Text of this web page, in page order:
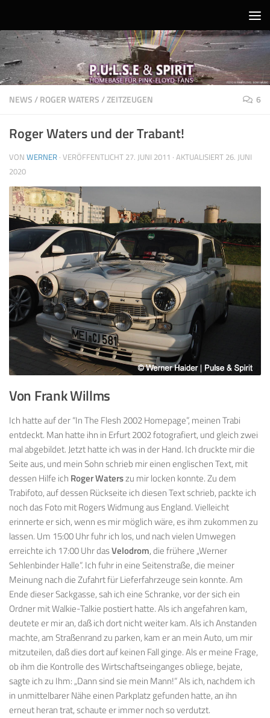
NEWS/ROGER WATERS/ZEITZEUGEN 6
Roger Waters und der Trabant!
VON WERNER · VERÖFFENTLICHT 27. JUNI 2011 · AKTUALISIERT 26. JUNI
2020
Von Frank Willms
Ich hatte auf der “In The Flesh 2002 Homepage”, meinen Trabi
entdeckt. Man hatte ihn in Erfurt 2002 fotografiert, und gleich zwei
mal abgebildet. Jetzt hatte ich was in der Hand. Ich druckte mir die
Seite aus, und mein Sohn schrieb mir einen englischen Text, mit
dessen Hilfe ich Roger Waterszu mir locken konnte. Zu dem
Trabifoto, auf dessen Rückseite ich diesen Text schrieb, packte ich
noch das Foto mit Rogers Widmung aus England. Vielleicht
erinnerte er sich, wenn es mir möglich wäre, es ihm zukommen zu
lassen. Um 15:00 Uhr fuhr ich los, und nach vielen Umwegen
erreichte ich 17:00 Uhr dasVelodrom, die frühere „Werner
Sehlenbinder Halle“. Ich fuhr in eine Seitenstraße, die meiner
Meinung nach die Zufahrt für Lieferfahrzeuge sein konnte. Am
Ende dieser Sackgasse, sah ich eine Schranke, vor der sich ein
Ordner mit Walkie-Talkie postiert hatte. Als ich angefahren kam,
deutete er mir an, daß ich dort nicht weiter kam. Als ich Anstanden
machte, am Straßenrand zu parken, kam er an mein Auto, um mir
mitzuteilen, daß dies dort auf keinen Fall ginge. Als er meine Frage,
ob ihm die Kontrolle des Wirtschaftseinganges obliege, bejate,
sagte ich zu Ihm: „Dann sind sie mein Mann!“ Als ich, nachdem ich
in unmittelbarer Nähe einen Parkplatz gefunden hatte, an ihn
erneut heran trat, schaute er immer noch so verdutzt.